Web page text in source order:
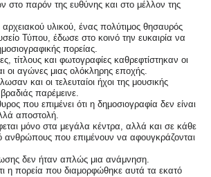
παρόν της ευθύνης και στο μέλλον της
υλικού, ένας πολύτιμος θησαυρός
Τύπου, έδωσε στο κοινό την ευκαιρία να
πορείας.
τίτλους και φωτογραφίες καθρεφτίστηκαν οι
οι αγώνες μιας ολόκληρης εποχής.
και οι τελευταίοι ήχοι της μουσικής
παρέμεινε.
που επιμένει ότι η δημοσιογραφία δεν είναι
αποστολή.
μόνο στα μεγάλα κέντρα, αλλά και σε κάθε
που επιμένουν να αφουγκράζονται
δεν ήταν απλώς μια ανάμνηση.
η πορεία που διαμορφώθηκε αυτά τα εκατό